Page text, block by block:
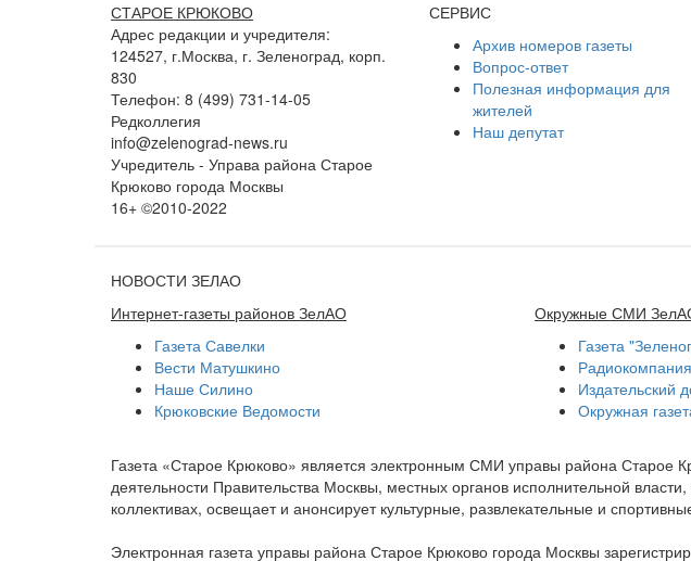
СТАРОЕ КРЮКОВО
Адрес редакции и учредителя:
124527, г.Москва, г. Зеленоград, корп.
830
Телефон: 8 (499) 731-14-05
Редколлегия
info@zelenograd-news.ru
Учредитель - Управа района Старое
Крюково города Москвы
16+ ©2010-2022
СЕРВИС
Архив номеров газеты
Вопрос-ответ
Полезная информация для
жителей
Наш депутат
НОВОСТИ ЗЕЛАО
Интернет-газеты районов ЗелАО
Газета Савелки
Вести Матушкино
Наше Силино
Крюковские Ведомости
Окружные СМИ
Газета
Издательский
Окружная
Газета «Старое Крюково» является электронным СМИ управы района Старое
деятельности Правительства Москвы, местных органов исполнительной
коллективах, освещает и анонсирует культурные, развлекательные и
Электронная газета управы района Старое Крюково города Москвы